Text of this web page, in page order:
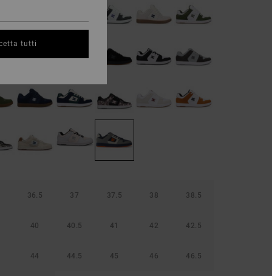
36.5 37 37.5 38 38.5
40 40.5 41 42 42.5
44 44.5 45 46 46.5
tutti